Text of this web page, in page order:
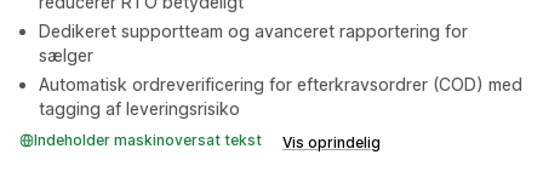
Dedikeret supportteam og avanceret rapportering for
sælger
Automatisk ordreverificering for efterkravsordrer (COD) med
tagging af leveringsrisiko
Indeholder maskinoversat tekst Vis oprindelig